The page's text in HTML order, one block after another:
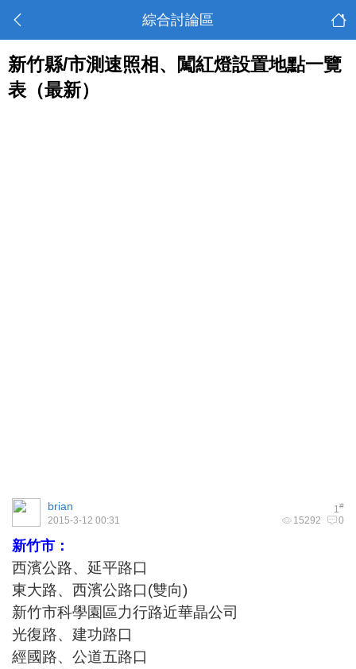
綜合討論區
新竹縣/市測速照相、闖紅燈設置地點一覽
表（最新）
1#
brian
15292 0
2015-3-12 00:31
新竹市：
西濱公路、延平路口
東大路、西濱公路口(雙向)
新竹市科學園區力行路近華晶公司
光復路、建功路口
經國路、公道五路口